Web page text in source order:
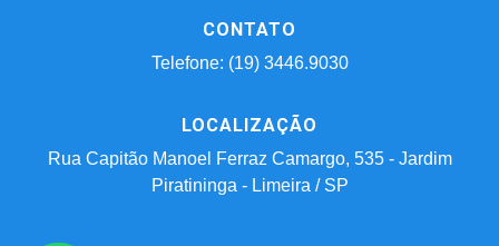
CONTATO
Telefone: (19) 3446.9030
LOCALIZAÇÃO
Rua Capitão Manoel Ferraz Camargo, 535 - Jardim
Piratininga - Limeira / SP